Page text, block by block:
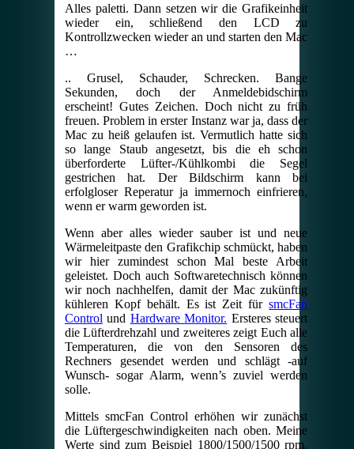
Alles paletti. Dann setzen wir die Grafikeinheit
wieder ein, schließend den LCD zu
Kontrollzwecken wieder an und starten den Mac
…
.. Grusel, Schauder, Schrecken. Bange
Sekunden, doch der Anmeldebidschirm
erscheint! Gutes Zeichen. Doch nicht zu früh
freuen. Problem in erster Instanz war ja, dass der
Mac zu heiß gelaufen ist. Vermutlich hatte sich
so lange Staub angesetzt, bis die eh schon
überforderte Lüfter-/Kühlkombi die Segel
gestrichen hat. Der Bildschirm kann bei
erfolgloser Reperatur ja immernoch einfrieren,
wenn er warm geworden ist.
Wenn aber alles wieder sauber ist und neue
Wärmeleitpaste den Grafikchip schmückt, haben
wir hier zumindest schon Mal beste Arbeit
geleistet. Doch auch Softwaretechnisch können
wir noch nachhelfen, damit der Mac zukünftig
kühleren Kopf behält. Es ist Zeit fürsmcFan
Control und Hardware Monitor. Ersteres steuert
die Lüfterdrehzahl und zweiteres zeigt Euch alle
Temperaturen, die von den Sensoren des
Rechners gesendet werden und schlägt -auf
Wunsch- sogar Alarm, wenn’s zuviel werden
solle.
Mittels smcFan Control erhöhen wir zunächst
die Lüftergeschwindigkeiten nach oben. Meine
Werte sind zum Beispiel 1800/1500/1500 rpm.